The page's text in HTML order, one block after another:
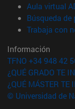
Aula virtual
Búsqueda de
Trabaja con
Información
TFNO +34 948 42
¿QUÉ GRADO TE
¿QUÉ MÁSTER TE
© Universidad de